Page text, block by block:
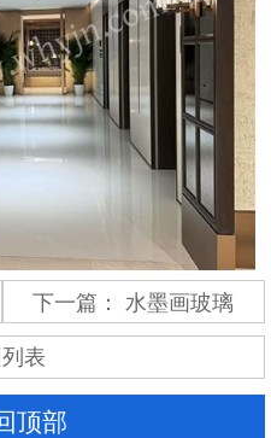
下一篇： 水墨画玻璃
表
顶部